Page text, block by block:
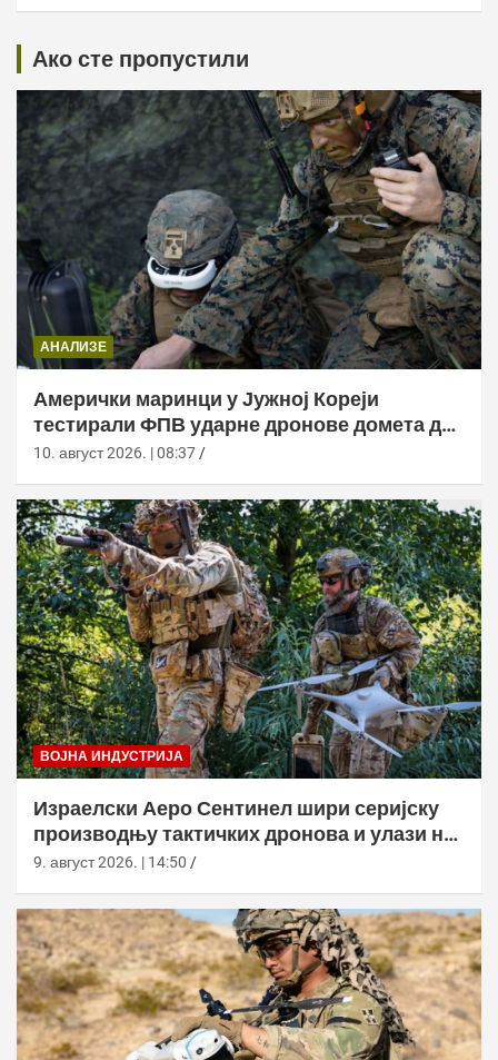
Ако сте пропустили
АНАЛИЗЕ
Амерички маринци у Јужној Кореји
тестирали ФПВ ударне дронове домета до
20 километара
10. август 2026. | 08:37
ВОЈНА ИНДУСТРИЈА
Израелски Аеро Сентинел шири серијску
производњу тактичких дронова и улази на
нова тржишта
9. август 2026. | 14:50